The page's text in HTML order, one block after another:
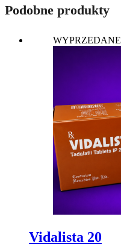
Podobne produkty
WYPRZEDANE
Vidalista 20